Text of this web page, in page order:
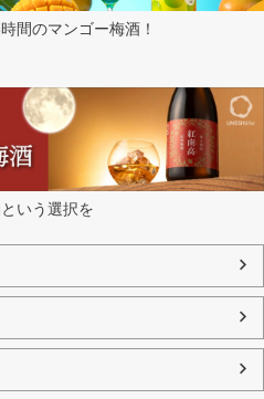
間のマンゴー梅酒！
いう選択を